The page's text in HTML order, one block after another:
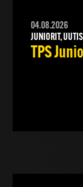
04.08.2026
JUNIORIT,
TPS